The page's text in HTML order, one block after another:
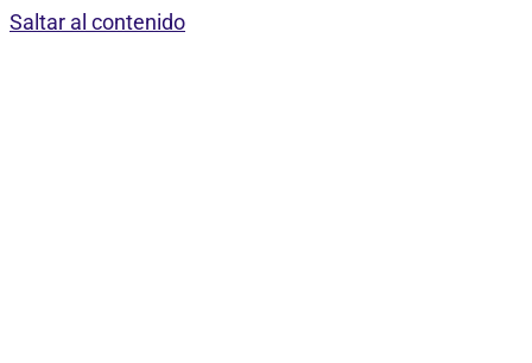
Saltar al contenido